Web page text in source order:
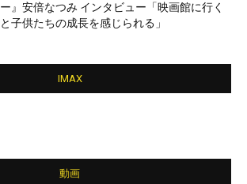
ー』安倍なつみ インタビュー「映画館に行く
と子供たちの成長を感じられる」
IMAX
動画